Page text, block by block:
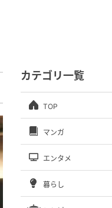
カテゴリ一覧
TOP
マンガ
エンタメ
暮らし